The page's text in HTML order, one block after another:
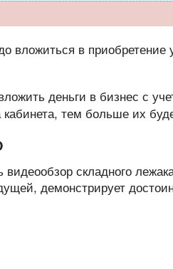
деньги в бизнес с
кабинета, тем больше их
складного
демонстрирует